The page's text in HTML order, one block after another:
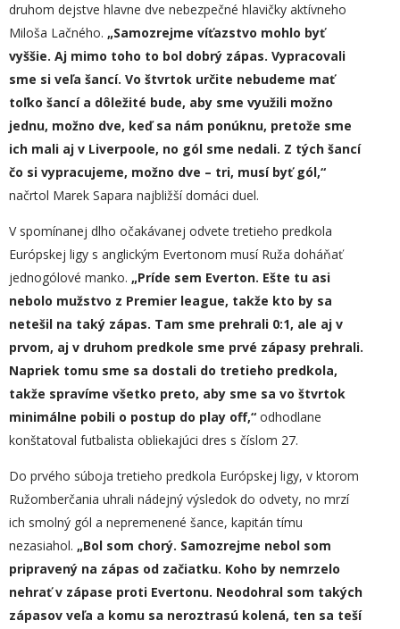
druhom dejstve hlavne dve nebezpečné hlavičky aktívneho
Miloša Lačného. „Samozrejme víťazstvo mohlo byť
vyššie. Aj mimo toho to bol dobrý zápas. Vypracovali
sme si veľa šancí. Vo štvrtok určite nebudeme mať
toľko šancí a dôležité bude, aby sme využili možno
jednu, možno dve, keď sa nám ponúknu, pretože sme
ich mali aj v Liverpoole, no gól sme nedali. Z tých šancí
čo si vypracujeme, možno dve – tri, musí byť gól,“
načrtol Marek Sapara najbližší domáci duel.
V spomínanej dlho očakávanej odvete tretieho predkola
Európskej ligy s anglickým Evertonom musí Ruža doháňať
jednogólové manko. „Príde sem Everton. Ešte tu asi
nebolo mužstvo z Premier league, takže kto by sa
netešil na taký zápas. Tam sme prehrali 0:1, ale aj v
prvom, aj v druhom predkole sme prvé zápasy prehrali.
Napriek tomu sme sa dostali do tretieho predkola,
takže spravíme všetko preto, aby sme sa vo štvrtok
minimálne pobili o postup do play off,“ odhodlane
konštatoval futbalista obliekajúci dres s číslom 27.
Do prvého súboja tretieho predkola Európskej ligy, v ktorom
Ružomberčania uhrali nádejný výsledok do odvety, no mrzí
ich smolný gól a nepremenené šance, kapitán tímu
nezasiahol. „Bol som chorý. Samozrejme nebol som
pripravený na zápas od začiatku. Koho by nemrzelo
nehrať v zápase proti Evertonu. Neodohral som takých
zápasov veľa a komu sa neroztrasú kolená, ten sa teší